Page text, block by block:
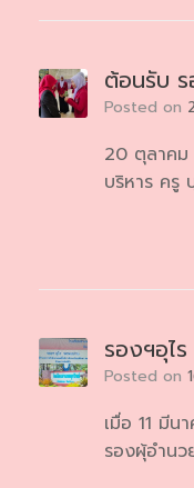
ต้อนรับ
Posted on
20 ตุลาค
บริหาร ครู
รองฯอุไ
Posted on
เมื่อ 11 มี
รองผุ้อำน